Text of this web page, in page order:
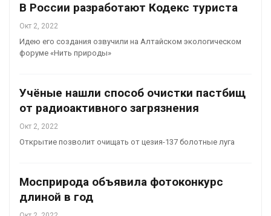
В России разработают Кодекс туриста
Окт 2, 2022
Идею его создания озвучили на Алтайском экологическом
форуме «Нить природы»
Учёные нашли способ очистки пастбищ
от радиоактивного загрязнения
Окт 2, 2022
Открытие позволит очищать от цезия-137 болотные луга
Мосприрода объявила фотоконкурс
длиной в год